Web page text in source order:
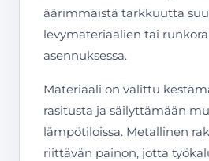
äärimmäistä tarkkuutta
levymateriaalien tai
asennuksessa.
Materiaali on valittu
rasitusta ja säilyttämään
lämpötiloissa. Metallinen
riittävän painon, jotta